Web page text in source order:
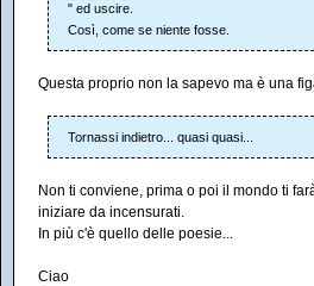
" ed uscire.
Così, come se niente fosse.
Questa proprio non la sapevo ma è una
Tornassi indietro... quasi quasi...
Non ti conviene, prima o poi il mondo ti
iniziare da incensurati.
In più c'è quello delle poesie...
Ciao